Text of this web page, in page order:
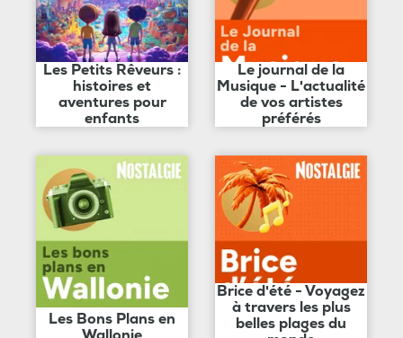
Les Petits Rêveurs :
histoires et
aventures pour
enfants
Le journal de la
Musique - L'actualité
de vos artistes
préférés
Les Bons Plans en
Brice d'été - Voyagez
à travers les plus
belles plages du